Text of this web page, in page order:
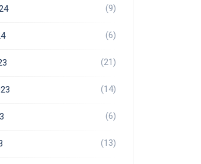
(9)
(6)
(21)
(14)
(6)
(13)